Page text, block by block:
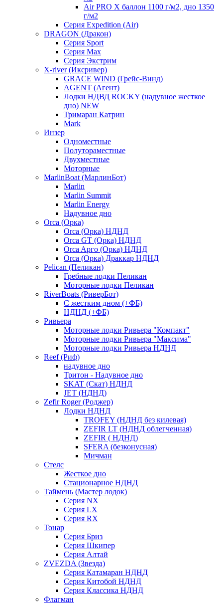
Air PRO X баллон 1100 г/м2, дно 1350
г/м2
Серия Expedition (Air)
DRAGON (Дракон)
Серия Sport
Серия Max
Серия Экстрим
X-river (Иксривер)
GRACE WIND (Грейс-Винд)
AGENT (Агент)
Лодки НДВД ROCKY (надувное жесткое
дно) NEW
Тримаран Катрин
Mark
Инзер
Одноместные
Полутораместные
Двухместные
Моторные
MarlinBoat (МарлинБот)
Marlin
Marlin Summit
Marlin Energy
Надувное дно
Orca (Орка)
Orca (Орка) НДНД
Orca GT (Орка) НДНД
Orca Aрго (Орка) НДНД
Orca (Орка) Драккар НДНД
Pelican (Пеликан)
Гребные лодки Пеликан
Моторные лодки Пеликан
RiverBoats (РиверБот)
С жестким дном (+ФБ)
НДНД (+ФБ)
Ривьера
Моторные лодки Ривьера "Компакт"
Моторные лодки Ривьера "Максима"
Моторные лодки Ривьера НДНД
Reef (Риф)
надувное дно
Тритон - Надувное дно
SKAT (Скат) НДНД
JET (НДНД)
Zefir Roger (Роджер)
Лодки НДНД
TROFEY (НДНД без килевая)
ZEFIR LT (НДНД облегченная)
ZEFIR ( НДНД)
SFERA (безконусная)
Мичман
Стелс
Жесткое дно
Стационарное НДНД
Таймень (Мастер лодок)
Серия NX
Серия LX
Серия RX
Тонар
Серия Бриз
Серия Шкипер
Серия Алтай
ZVEZDA (Звезда)
Серия Катамаран НДНД
Серия Китобой НДНД
Серия Классика НДНД
Флагман